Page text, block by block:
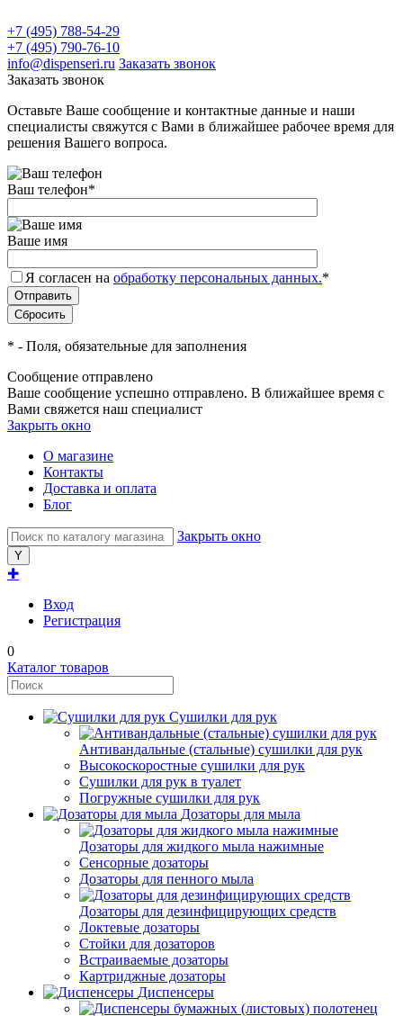
+7 (495) 788-54-29
+7 (495) 790-76-10
info@dispenseri.ru Заказать звонок
Заказать звонок
Оставьте Ваше сообщение и контактные данные и наши
специалисты свяжутся с Вами в ближайшее рабочее время для
решения Вашего вопроса.
Ваш телефон*
Ваше имя
Я согласен на обработку персональных данных.*
* - Поля, обязательные для заполнения
Сообщение отправлено
Ваше сообщение успешно отправлено. В ближайшее время с
Вами свяжется наш специалист
Закрыть окно
О магазине
Контакты
Доставка и оплата
Блог
Закрыть окно
✚
Вход
Регистрация
0
Каталог товаров
Сушилки для рук
Антивандальные (стальные) сушилки для рук
Высокоскоростные сушилки для рук
Сушилки для рук в туалет
Погружные сушилки для рук
Дозаторы для мыла
Дозаторы для жидкого мыла нажимные
Сенсорные дозаторы
Дозаторы для пенного мыла
Дозаторы для дезинфицирующих средств
Локтевые дозаторы
Стойки для дозаторов
Встраиваемые дозаторы
Картриджные дозаторы
Диспенсеры